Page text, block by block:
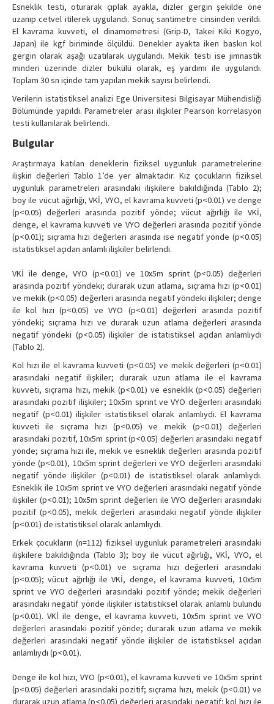
Esneklik testi, oturarak çıplak ayakla, dizler gergin şekilde öne
uzanıp cetvel itilerek uygulandı. Sonuç santimetre cinsinden verildi.
El kavrama kuvveti, el dinamometresi (Grip-D, Takei Kiki Kogyo,
Japan) ile kgf biriminde ölçüldü. Denekler ayakta iken baskın kol
gergin olarak aşağı uzatılarak uygulandı. Mekik testi ise jimnastik
minderi üzerinde dizler bükülü olarak, eş yardımı ile uygulandı.
Toplam 30 sn içinde tam yapılan mekik sayısı belirlendi.
Verilerin istatistiksel analizi Ege Üniversitesi Bilgisayar Mühendisliği
Bölümünde yapıldı. Parametreler arası ilişkiler Pearson korrelasyon
testi kullanılarak belirlendi.
Bulgular
Araştırmaya katılan deneklerin fiziksel uygunluk parametrelerine
ilişkin değerleri Tablo 1’de yer almaktadır. Kız çocukların fiziksel
uygunluk parametreleri arasındaki ilişkilere bakıldığında (Tablo 2);
boy ile vücut ağırlığı, VKİ, VYO, el kavrama kuvveti (p<0.01) ve denge
(p<0.05) değerleri arasında pozitif yönde; vücut ağırlığı ile VKİ,
denge, el kavrama kuvveti ve VYO değerleri arasında pozitif yönde
(p<0.01); sıçrama hızı değerleri arasında ise negatif yönde (p<0.05)
istatistiksel açıdan anlamlı ilişkiler belirlendi.
VKİ ile denge, VYO (p<0.01) ve 10x5m sprint (p<0.05) değerleri
arasında pozitif yöndeki; durarak uzun atlama, sıçrama hızı (p<0.01)
ve mekik (p<0.05) değerleri arasında negatif yöndeki ilişkiler; denge
ile kol hızı (p<0.05) ve VYO (p<0.01) değerleri arasında pozitif
yöndeki; sıçrama hızı ve durarak uzun atlama değerleri arasında
negatif yöndeki (p<0.05) ilişkiler de istatistiksel açıdan anlamlıydı
(Tablo 2).
Kol hızı ile el kavrama kuvveti (p<0.05) ve mekik değerleri (p<0.01)
arasındaki negatif ilişkiler; durarak uzun atlama ile el kavrama
kuvveti, sıçrama hızı, mekik (p<0.01) ve esneklik (p<0.05) değerleri
arasındaki pozitif ilişkiler; 10x5m sprint ve VYO değerleri arasındaki
negatif (p<0.01) ilişkiler istatistiksel olarak anlamlıydı. El kavrama
kuvveti ile sıçrama hızı (p<0.05) ve mekik (p<0.01) değerleri
arasındaki pozitif, 10x5m sprint (p<0.05) değerleri arasındaki negatif
yönde; sıçrama hızı ile, mekik ve esneklik değerleri arasında pozitif
yönde (p<0.01), 10x5m sprint değerleri ve VYO değerleri arasındaki
negatif yönde ilişkiler (p<0.01) de istatistiksel olarak anlamlıydı.
Esneklik ile 10x5m sprint ve VYO değerleri arasındaki negatif yönde
ilişkiler (p<0.01); 10x5m sprint değerleri ile VYO değerleri arasındaki
pozitif (p<0.05), mekik değerleri arasındaki negatif yönde ilişkiler
(p<0.01) de istatistiksel olarak anlamlıydı.
Erkek çocukların (n=112) fiziksel uygunluk parametreleri arasındaki
ilişkilere bakıldığında (Tablo 3); boy ile vücut ağırlığı, VKİ, VYO, el
kavrama kuvveti (p<0.01) ve sıçrama hızı değerleri arasındaki
(p<0.05); vücut ağırlığı ile VKİ, denge, el kavrama kuvveti, 10x5m
sprint ve VYO değerleri arasındaki pozitif yönde; mekik değerleri
arasındaki negatif yönde ilişkiler istatistiksel olarak anlamlı bulundu
(p<0.01). VKİ ile denge, el kavrama kuvveti, 10x5m sprint ve VYO
değerleri arasındaki pozitif yönde; durarak uzun atlama ve mekik
değerleri arasındaki negatif yönde ilişkiler de istatistiksel açıdan
anlamlıydı (p<0.01).
Denge ile kol hızı, VYO (p<0.01), el kavrama kuvveti ve 10x5m sprint
(p<0.05) değerleri arasındaki pozitif; sıçrama hızı, mekik (p<0.01) ve
durarak uzun atlama (p<0.05) değerleri arasındaki negatif; kol hızı ile